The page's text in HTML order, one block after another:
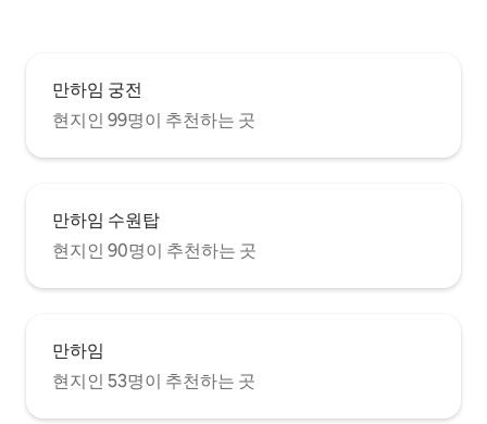
만하임 궁전
현지인 99명이 추천하는 곳
만하임 수원탑
현지인 90명이 추천하는 곳
만하임
현지인 53명이 추천하는 곳